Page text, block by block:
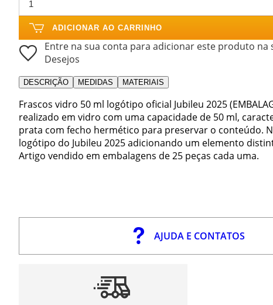
ADICIONAR AO CARRINHO
Entre na sua conta para adicionar este produto na
Desejos
DESCRIÇÃO MEDIDAS MATERIAIS
Frascos vidro 50 ml logótipo oficial Jubileu 2025
realizado em vidro com uma capacidade de 50 ml,
prata com fecho hermético para preservar o conteúdo.
logótipo do Jubileu 2025 adicionando um elemento
Artigo vendido em embalagens de 25 peças cada uma.
AJUDA E CONTATOS